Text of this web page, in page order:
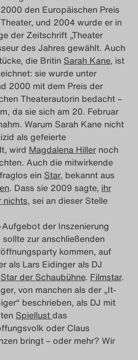
den Europäischen Preis
und 2004 wurde er in
der Zeitschrift „Theater
des Jahres gewählt. Auch
die Britin Sarah Kane, ist
sie wurde unter
2000 mit dem Preis der
Theaterautorin bedacht –
da sie sich am 20. Februar
Warum Sarah Kane nicht
als gefeierte
wird Magdalena Hillernoch
Auch die mitwirkende
ein Star, bekannt aus
. Dass sie 2009 sagte, ihr
nichts, sei an dieser Stelle
der Inszenierung
zur anschließenden
kommen, auf
als Lars Eidinger als DJ
Star der Schaubühne. Filmstar.
von manchen als der „It-
beschrieben, als DJ mit
Spiellust das
oder Claus
bringt – oder mehr? Wir